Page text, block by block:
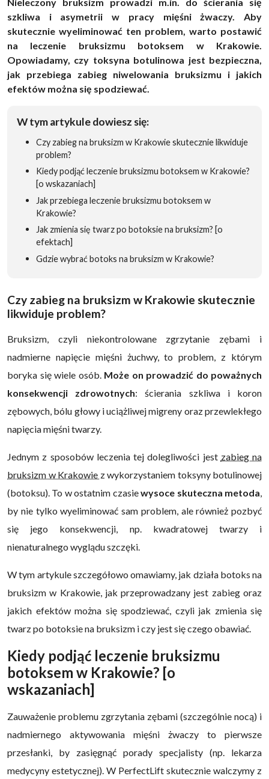
szkliwa i asymetrii w pracy mięśni żwaczy. Aby
skutecznie wyeliminować ten problem, warto postawić
na leczenie bruksizmu botoksem w Krakowie.
Opowiadamy, czy toksyna botulinowa jest bezpieczna,
jak przebiega zabieg niwelowania bruksizmu i jakich
efektów można się spodziewać.
W tym artykule dowiesz się:
Czy zabieg na bruksizm w Krakowie skutecznie likwiduje
problem?
Kiedy podjąć leczenie bruksizmu botoksem w Krakowie?
[o wskazaniach]
Jak przebiega leczenie bruksizmu botoksem w
Krakowie?
Jak zmienia się twarz po botoksie na bruksizm? [o
efektach]
Gdzie wybrać botoks na bruksizm w Krakowie?
Czy zabieg na bruksizm w Krakowie skutecznie
likwiduje problem?
Bruksizm, czyli niekontrolowane zgrzytanie zębami i
nadmierne napięcie mięśni żuchwy, to problem, z którym
boryka się wiele osób. Może on prowadzić do poważnych
konsekwencji zdrowotnych: ścierania szkliwa i koron
zębowych, bólu głowy i uciążliwej migreny oraz przewlekłego
napięcia mięśni twarzy.
Jednym z sposobów leczenia tej dolegliwości jest zabieg na
bruksizm w Krakowie z wykorzystaniem toksyny botulinowej
(botoksu). To w ostatnim czasiewysoce skuteczna metoda,
by nie tylko wyeliminować sam problem, ale również pozbyć
się jego konsekwencji, np. kwadratowej twarzy i
nienaturalnego wyglądu szczęki.
W tym artykule szczegółowo omawiamy, jak działa botoks na
bruksizm w Krakowie, jak przeprowadzany jest zabieg oraz
jakich efektów można się spodziewać, czyli jak zmienia się
twarz po botoksie na bruksizm i czy jest się czego obawiać.
Kiedy podjąć leczenie bruksizmu
botoksem w Krakowie? [o
wskazaniach]
Zauważenie problemu zgrzytania zębami (szczególnie nocą) i
nadmiernego aktywowania mięśni żwaczy to pierwsze
przesłanki, by zasięgnąć porady specjalisty (np. lekarza
medycyny estetycznej). W PerfectLift skutecznie walczymy z